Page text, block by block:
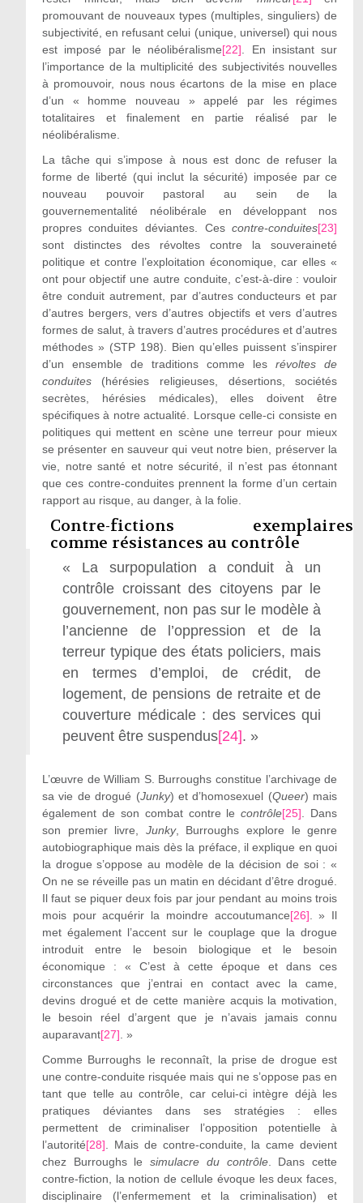
promouvant de nouveaux types (multiples, singuliers) de
subjectivité, en refusant celui (unique, universel) qui nous
est imposé par le néolibéralisme[22] . En insistant sur
l’importance de la multiplicité des subjectivités nouvelles
à promouvoir, nous nous écartons de la mise en place
d’un « homme nouveau » appelé par les régimes
totalitaires et finalement en partie réalisé par le
néolibéralisme.
La tâche qui s’impose à nous est donc de refuser la
forme de liberté (qui inclut la sécurité) imposée par ce
nouveau pouvoir pastoral au sein de la
gouvernementalité néolibérale en développant nos
propres conduites déviantes. Cescontre-conduites[23]
sont distinctes des révoltes contre la souveraineté
politique et contre l’exploitation économique, car elles «
ont pour objectif une autre conduite, c’est-à-dire : vouloir
être conduit autrement, par d’autres conducteurs et par
d’autres bergers, vers d’autres objectifs et vers d’autres
formes de salut, à travers d’autres procédures et d’autres
méthodes » (STP 198). Bien qu’elles puissent s’inspirer
d’un ensemble de traditions comme lesrévoltes de
conduites(hérésies religieuses, désertions, sociétés
secrètes, hérésies médicales), elles doivent être
spécifiques à notre actualité. Lorsque celle-ci consiste en
politiques qui mettent en scène une terreur pour mieux
se présenter en sauveur qui veut notre bien, préserver la
vie, notre santé et notre sécurité, il n’est pas étonnant
que ces contre-conduites prennent la forme d’un certain
rapport au risque, au danger, à la folie.
Contre-fictions exemplaires
comme résistances au contrôle
« La surpopulation a conduit à un
contrôle croissant des citoyens par le
gouvernement, non pas sur le modèle à
l’ancienne de l’oppression et de la
terreur typique des états policiers, mais
en termes d’emploi, de crédit, de
logement, de pensions de retraite et de
couverture médicale : des services qui
peuvent être suspendus[24]. »
L’œuvre de William S. Burroughs constitue l’archivage de
sa vie de drogué (Junky) et d’homosexuel (Queer) mais
également de son combat contre lecontrôle[25] . Dans
son premier livre, Junky, Burroughs explore le genre
autobiographique mais dès la préface, il explique en quoi
la drogue s’oppose au modèle de la décision de soi : «
On ne se réveille pas un matin en décidant d’être drogué.
Il faut se piquer deux fois par jour pendant au moins trois
mois pour acquérir la moindre accoutumance[26] . » Il
met également l’accent sur le couplage que la drogue
introduit entre le besoin biologique et le besoin
économique : « C’est à cette époque et dans ces
circonstances que j’entrai en contact avec la came,
devins drogué et de cette manière acquis la motivation,
le besoin réel d’argent que je n’avais jamais connu
auparavant[27] . »
Comme Burroughs le reconnaît, la prise de drogue est
une contre-conduite risquée mais qui ne s’oppose pas en
tant que telle au contrôle, car celui-ci intègre déjà les
pratiques déviantes dans ses stratégies : elles
permettent de criminaliser l’opposition potentielle à
l’autorité[28] . Mais de contre-conduite, la came devient
chez Burroughs lesimulacre du contrôle. Dans cette
contre-fiction, la notion de cellule évoque les deux faces,
disciplinaire (l’enfermement et la criminalisation) et